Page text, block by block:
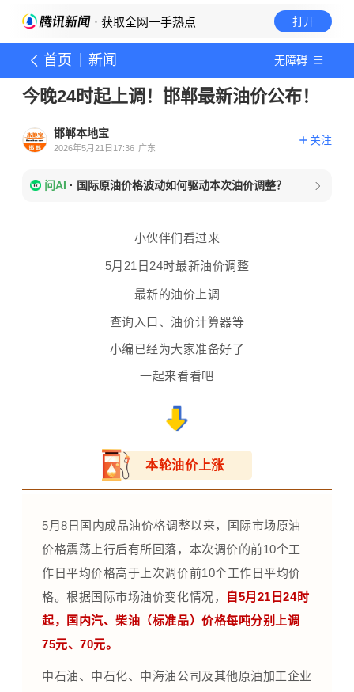
· 获取全网一手热点 打开
首页 新闻 无障碍
今晚24时起上调！邯郸最新油价公布！
邯郸本地宝
2026年5月21日17:36 广东
关注
问AI · 国际原油价格波动如何驱动本次油价调整？
小伙伴们看过来
5月21日24时最新油价调整
最新的油价上调
查询入口、油价计算器等
小编已经为大家准备好了
一起来看看吧
本轮油价上涨
5月8日国内成品油价格调整以来，国际市场原油
价格震荡上行后有所回落，本次调价的前10个工
作日平均价格高于上次调价前10个工作日平均价
格。根据国际市场油价变化情况，
自5月21日24时
起，国内汽、柴油（标准品）价格每吨分别上调
75元、70元。
中石油、中石化、中海油公司及其他原油加工企业